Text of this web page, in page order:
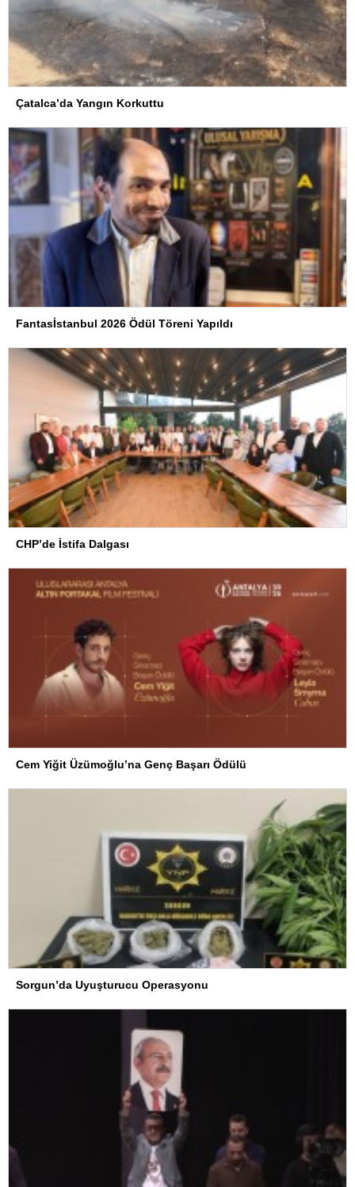
Çatalca’da Yangın Korkuttu
Fantasİstanbul 2026 Ödül Töreni Yapıldı
CHP’de İstifa Dalgası
Cem Yiğit Üzümoğlu’na Genç Başarı Ödülü
Sorgun’da Uyuşturucu Operasyonu